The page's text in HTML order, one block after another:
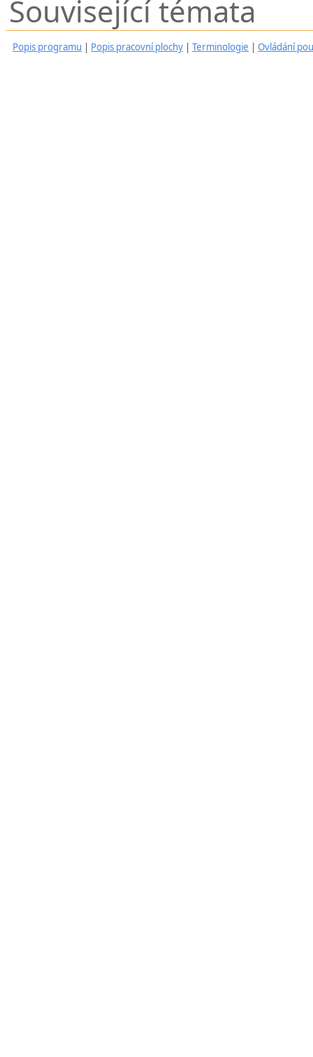
Související témata
Popis programu | Popis pracovní plochy | Terminologie | Ovládání